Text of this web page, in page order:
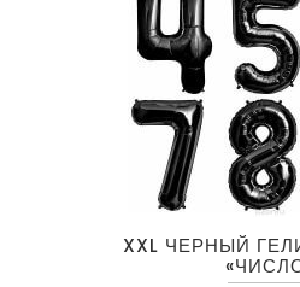
XXL ЧЕРНЫЙ